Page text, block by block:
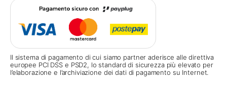
Il sistema di pagamento di cui siamo partner aderisce alle direttiva
europee PCI DSS e PSD2, lo standard di sicurezza più elevato per
l’elaborazione e l’archiviazione dei dati di pagamento su Internet.